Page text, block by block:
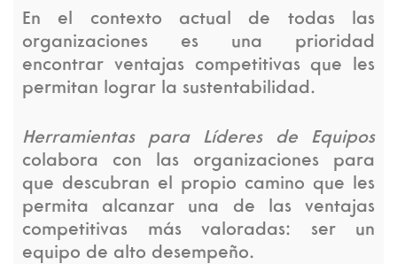
En el contexto actual de todas las
organizaciones es una prioridad
encontrar ventajas competitivas que les
permitan lograr la sustentabilidad.
Herramientas para Líderes de Equipos
colabora con las organizaciones para
que descubran el propio camino que les
permita alcanzar una de las ventajas
competitivas más valoradas: ser un
equipo de alto desempeño.